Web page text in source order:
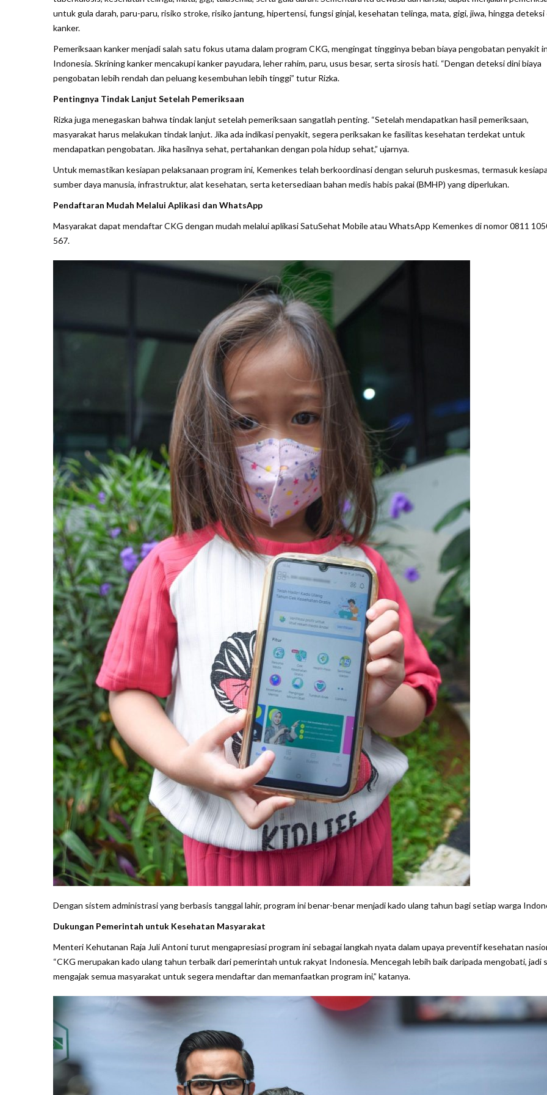
untuk gula darah, paru-paru, risiko stroke, risiko jantung, hipertensi, fungsi ginjal, kesehatan telinga, mata, gigi, jiwa, hingga deteksi
kanker.
Pemeriksaan kanker menjadi salah satu fokus utama dalam program CKG, mengingat tingginya beban biaya pengobatan penyakit
Indonesia. Skrining kanker mencakupi kanker payudara, leher rahim, paru, usus besar, serta sirosis hati. “Dengan deteksi dini biaya
pengobatan lebih rendah dan peluang kesembuhan lebih tinggi” tutur Rizka.
Pentingnya Tindak Lanjut Setelah Pemeriksaan
Rizka juga menegaskan bahwa tindak lanjut setelah pemeriksaan sangatlah penting. “Setelah mendapatkan hasil pemeriksaan,
masyarakat harus melakukan tindak lanjut. Jika ada indikasi penyakit, segera periksakan ke fasilitas kesehatan terdekat untuk
mendapatkan pengobatan. Jika hasilnya sehat, pertahankan dengan pola hidup sehat,” ujarnya.
Untuk memastikan kesiapan pelaksanaan program ini, Kemenkes telah berkoordinasi dengan seluruh puskesmas, termasuk
sumber daya manusia, infrastruktur, alat kesehatan, serta ketersediaan bahan medis habis pakai (BMHP) yang diperlukan.
Pendaftaran Mudah Melalui Aplikasi dan WhatsApp
Masyarakat dapat mendaftar CKG dengan mudah melalui aplikasi SatuSehat Mobile atau WhatsApp Kemenkes di nomor 0811
567.
Dengan sistem administrasi yang berbasis tanggal lahir, program ini benar-benar menjadi kado ulang tahun bagi setiap warga
Dukungan Pemerintah untuk Kesehatan Masyarakat
Menteri Kehutanan Raja Juli Antoni turut mengapresiasi program ini sebagai langkah nyata dalam upaya preventif kesehatan
“CKG merupakan kado ulang tahun terbaik dari pemerintah untuk rakyat Indonesia. Mencegah lebih baik daripada mengobati, jadi
mengajak semua masyarakat untuk segera mendaftar dan memanfaatkan program ini,” katanya.